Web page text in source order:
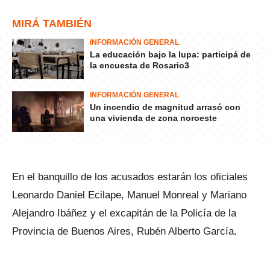
MIRÁ TAMBIÉN
INFORMACIÓN GENERAL
La educación bajo la lupa: participá de
la encuesta de Rosario3
INFORMACIÓN GENERAL
Un incendio de magnitud arrasó con
una vivienda de zona noroeste
En el banquillo de los acusados estarán los oficiales
Leonardo Daniel Ecilape, Manuel Monreal y Mariano
Alejandro Ibáñez y el excapitán de la Policía de la
Provincia de Buenos Aires, Rubén Alberto García.